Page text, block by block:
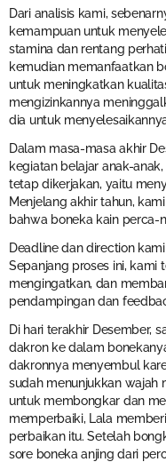
Dari analisis kami,
kemampuan untuk
stamina dan rentang
kemudian memanfaatkan
untuk meningkatkan
mengizinkannya
dia untuk
Dalam masa-masa akhir
kegiatan belajar anak-
tetap dikerjakan, yaitu
Menjelang akhir tahun,
bahwa boneka kain perca-
Deadline dan direction
Sepanjang proses ini, kami
mengingatkan, dan
pendampingan dan
Di hari terakhir Desember,
dakron ke dalam
dakronnya menyembul
sudah menunjukkan wajah
untuk membongkar dan
memperbaiki, Lala
perbaikan itu. Setelah
sore boneka anjing dari